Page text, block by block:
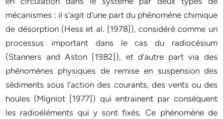
mécanismes : il s’agit d’une part du phénomène chimique
de désorption (Hess et al. [1978]), considéré comme un
processus important dans le cas du radiocésium
(Stanners and Aston [1982]), et d’autre part via des
phénomènes physiques de remise en suspension des
sédiments sous l’action des courants, des vents ou des
houles (Migniot [1977]) qui entrainent par conséquent
les radioéléments qui y sont fixés. Ce phénomène de